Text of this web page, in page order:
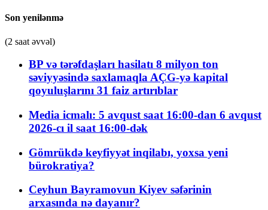
Son yenilənmə
(2 saat əvvəl)
BP və tərəfdaşları hasilatı 8 milyon ton
səviyyəsində saxlamaqla AÇG-yə kapital
qoyuluşlarını 31 faiz artırıblar
Media icmalı: 5 avqust saat 16:00-dan 6 avqust
2026-cı il saat 16:00-dək
Gömrükdə keyfiyyət inqilabı, yoxsa yeni
bürokratiya?
Ceyhun Bayramovun Kiyev səfərinin
arxasında nə dayanır?